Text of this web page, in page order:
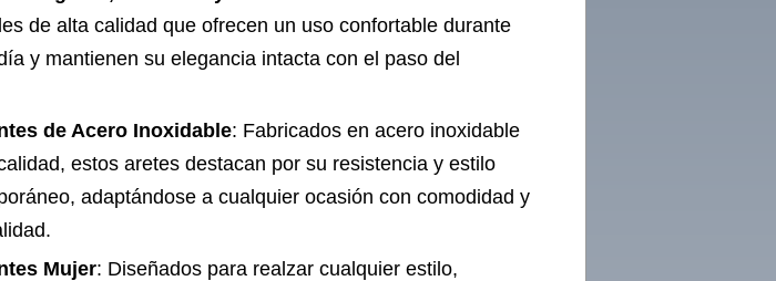
de alta calidad que ofrecen un uso confortable durante
y mantienen su elegancia intacta con el paso del
de Acero Inoxidable: Fabricados en acero inoxidable
estos aretes destacan por su resistencia y estilo
adaptándose a cualquier ocasión con comodidad y
Mujer: Diseñados para realzar cualquier estilo,